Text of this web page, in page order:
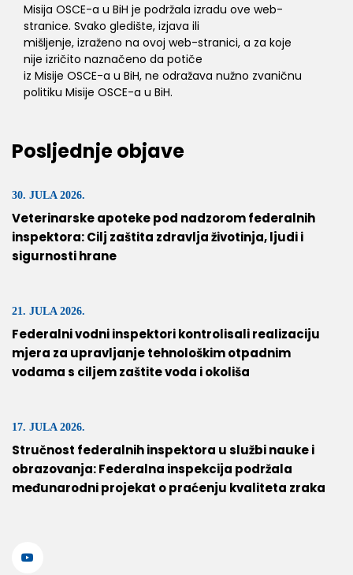
Misija OSCE-a u BiH je podržala izradu ove web-
stranice. Svako gledište, izjava ili
mišljenje, izraženo na ovoj web-stranici, a za koje
nije izričito naznačeno da potiče
iz Misije OSCE-a u BiH, ne odražava nužno zvaničnu
politiku Misije OSCE-a u BiH.
Posljednje objave
30. JULA 2026.
Veterinarske apoteke pod nadzorom federalnih
inspektora: Cilj zaštita zdravlja životinja, ljudi i
sigurnosti hrane
21. JULA 2026.
Federalni vodni inspektori kontrolisali realizaciju
mjera za upravljanje tehnološkim otpadnim
vodama s ciljem zaštite voda i okoliša
17. JULA 2026.
Stručnost federalnih inspektora u službi nauke i
obrazovanja: Federalna inspekcija podržala
međunarodni projekat o praćenju kvaliteta zraka